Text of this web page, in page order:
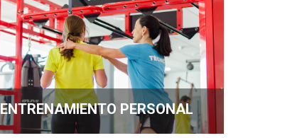
ENTRENAMIENTO PERSONAL